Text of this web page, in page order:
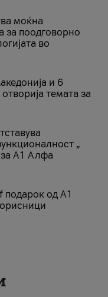
моќна
за поодговорно
во
и 6
темата за
„
за А1 Алфа
подарок од А1